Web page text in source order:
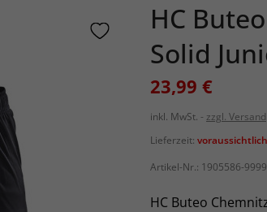
HC
Solid
23,99 €
inkl. MwSt.
zzgl. Versand
Lieferzeit:
Artikel-Nr.: 1905586-9999
HC Buteo